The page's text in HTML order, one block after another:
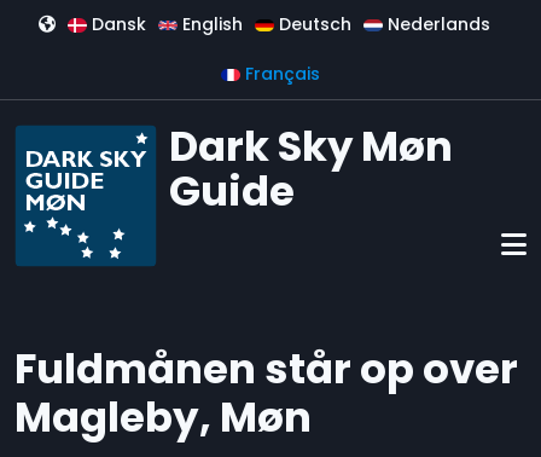
Aller au contenu principal
Dansk English Deutsch Nederlands
Français
Dark Sky Møn
Guide
Fuldmånen står op over
Magleby, Møn